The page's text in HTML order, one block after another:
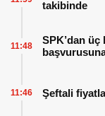
takibinde
SPK’dan
11:48
Şeftali
11:46